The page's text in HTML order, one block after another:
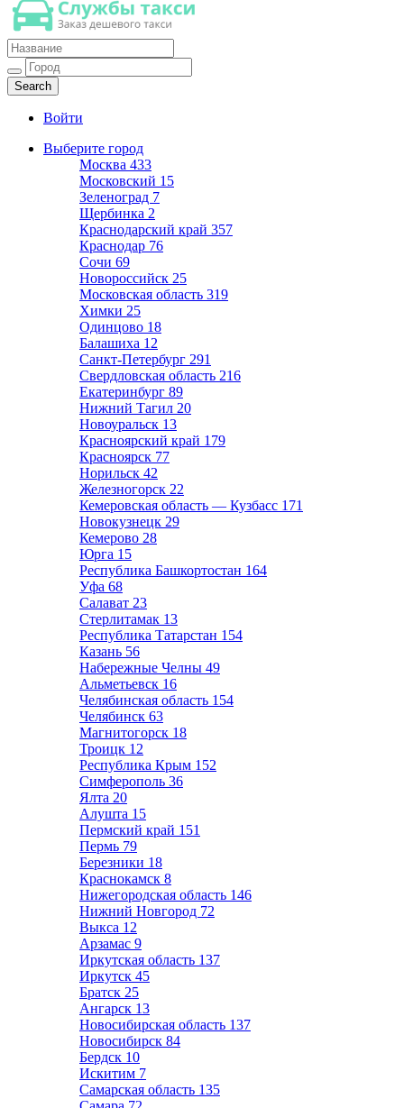
Такси недорогое
Заказ хорошего дешевого такси
Войти
Выберите город
Москва 433
Московский 15
Зеленоград 7
Щербинка 2
Краснодарский край 357
Краснодар 76
Сочи 69
Новороссийск 25
Московская область 319
Химки 25
Одинцово 18
Балашиха 12
Санкт-Петербург 291
Свердловская область 216
Екатеринбург 89
Нижний Тагил 20
Новоуральск 13
Красноярский край 179
Красноярск 77
Норильск 42
Железногорск 22
Кемеровская область — Кузбасс 171
Новокузнецк 29
Кемерово 28
Юрга 15
Республика Башкортостан 164
Уфа 68
Салават 23
Стерлитамак 13
Республика Татарстан 154
Казань 56
Набережные Челны 49
Альметьевск 16
Челябинская область 154
Челябинск 63
Магнитогорск 18
Троицк 12
Республика Крым 152
Симферополь 36
Ялта 20
Алушта 15
Пермский край 151
Пермь 79
Березники 18
Краснокамск 8
Нижегородская область 146
Нижний Новгород 72
Выкса 12
Арзамас 9
Иркутская область 137
Иркутск 45
Братск 25
Ангарск 13
Новосибирская область 137
Новосибирск 84
Бердск 10
Искитим 7
Самарская область 135